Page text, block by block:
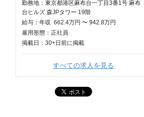
勤務地：東京都港区麻布台一丁目3番1号 麻布
台ヒルズ 森JPタワー 19階
給与： 年収 662.4万円 〜 942.8万円
雇用形態：正社員
掲載日： 30+日 前に掲載
すべての求人を見る